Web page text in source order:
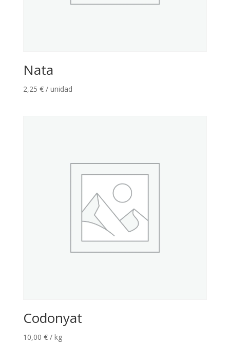
Nata
2,25 € / unidad
Codonyat
10,00 € / kg